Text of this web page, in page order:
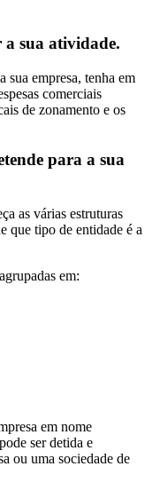
sua atividade.
sua empresa, tenha em
comerciais
de zonamento e os
para a sua
as várias estruturas
que tipo de entidade é a
em:
em nome
ser detida e
ou uma sociedade de